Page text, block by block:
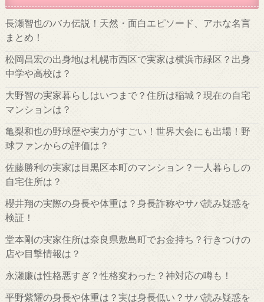
長瀬智也のバカ伝説！天然・面白エピソード、アホな名言
まとめ！
松岡昌宏の出身地は札幌市西区で実家は横浜市緑区？出身
中学や高校は？
大野智の実家暮らしはいつまで？住所は稲城？現在の自宅
マンションは？
亀梨和也の野球歴や実力がすごい！世界大会にも出場！野
球ファンからの評価は？
佐藤勝利の実家は目黒区本町のマンション？一人暮らしの
自宅住所は？
櫻井翔の実際の身長や体重は？身長詐称やサバ読み疑惑を
検証！
堂本剛の実家住所は奈良県敷島町でお金持ち？行きつけの
店や目撃情報は？
永瀬廉は性格悪すぎ？性格変わった？神対応の噂も！
平野紫耀の身長や体重は？実は身長低い？サバ読み疑惑を